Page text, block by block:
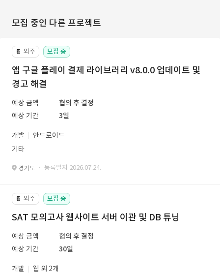
모집 중인 다른 프로젝트
📔 외주 모집 중
앱 구글 플레이 결제 라이브러리 v8.0.0 업데이트 및
경고 해결
예상 금액
협의 후 결정
예상 기간
3일
개발
안드로이드
기타
경기도 · 등록일자 2026.07.24.
📔 외주 모집 중
SAT 모의고사 웹사이트 서버 이관 및 DB 튜닝
예상 금액
협의 후 결정
예상 기간
30일
개발
웹 외 2개